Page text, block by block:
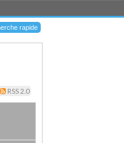
RSS 2.0